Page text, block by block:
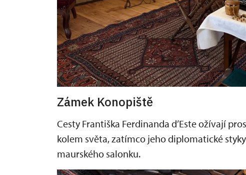
Zámek Konopiště
Cesty Františka Ferdinanda d’Este ožívají
kolem světa, zatímco jeho diplomatické
maurského salonku.